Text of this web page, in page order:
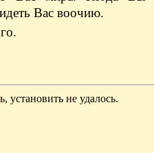
Вас воочию.
установить не удалось.